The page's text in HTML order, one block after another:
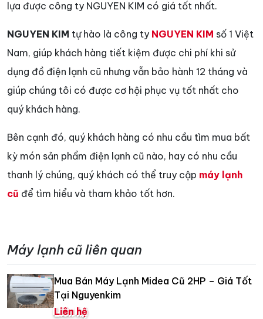
lựa được công ty NGUYEN KIM có giá tốt nhất.
NGUYEN KIM tự hào là công ty NGUYEN KIM số 1 Việt
Nam, giúp khách hàng tiết kiệm được chi phí khi sử
dụng đồ điện lạnh cũ nhưng vẫn bảo hành 12 tháng và
giúp chúng tôi có được cơ hội phục vụ tốt nhất cho
quý khách hàng.
Bên cạnh đó, quý khách hàng có nhu cầu tìm mua bất
kỳ món sản phẩm điện lạnh cũ nào, hay có nhu cầu
thanh lý chúng, quý khách có thể truy cập máy lạnh
cũ để tìm hiểu và tham khảo tốt hơn.
Máy lạnh cũ liên quan
Mua Bán Máy Lạnh Midea Cũ 2HP – Giá Tốt
Tại Nguyenkim
Liên hệ